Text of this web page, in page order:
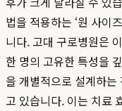
법을 적용하는 ‘원 사이
니다. 고대 구로병원은
한 명의 고유한 특성을
을 개별적으로 설계하는
고 있습니다. 이는 치료